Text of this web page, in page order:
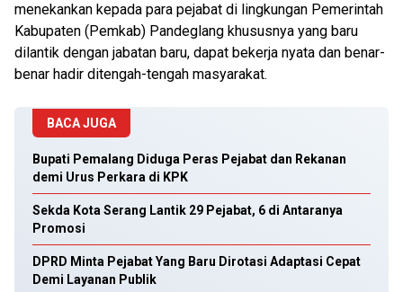
menekankan kepada para pejabat di lingkungan Pemerintah
Kabupaten (Pemkab) Pandeglang khususnya yang baru
dilantik dengan jabatan baru, dapat bekerja nyata dan benar-
benar hadir ditengah-tengah masyarakat.
BACA JUGA
Bupati Pemalang Diduga Peras Pejabat dan Rekanan
demi Urus Perkara di KPK
Sekda Kota Serang Lantik 29 Pejabat, 6 di Antaranya
Promosi
DPRD Minta Pejabat Yang Baru Dirotasi Adaptasi Cepat
Demi Layanan Publik